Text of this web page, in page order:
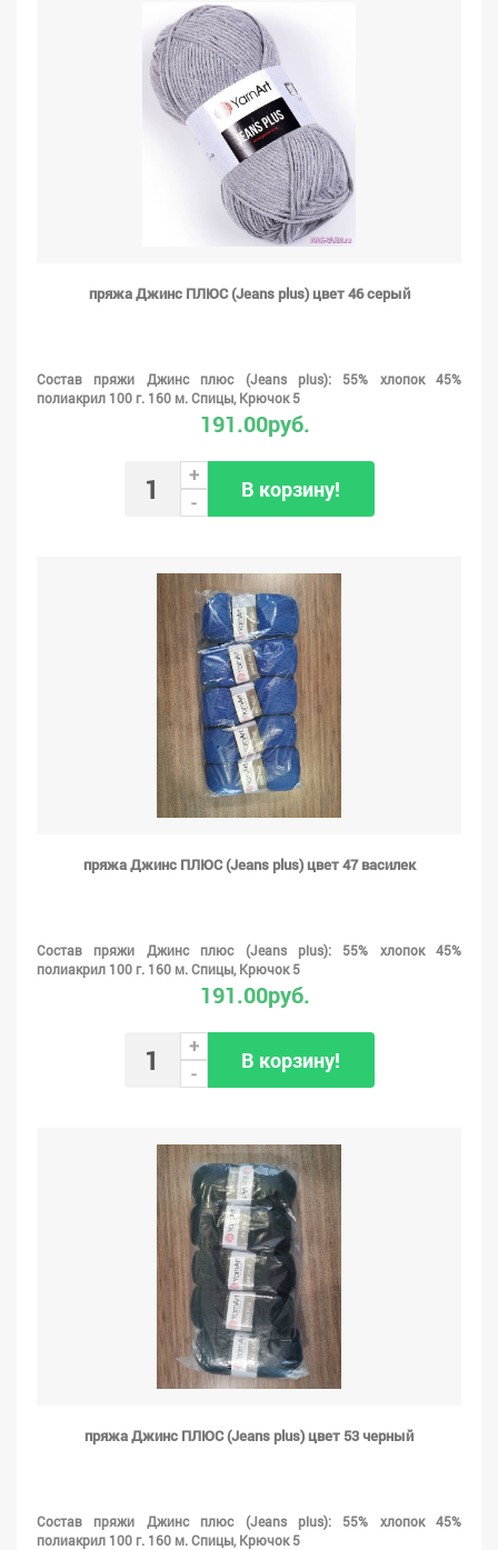
пряжа Джинс ПЛЮС (Jeans plus) цвет 46 серый
Состав пряжи Джинс плюс (Jeans plus): 55% хлопок 45%
полиакрил 100 г. 160 м. Спицы, Крючок 5
191.00руб.
+
-
В корзину!
пряжа Джинс ПЛЮС (Jeans plus) цвет 47 василек
Состав пряжи Джинс плюс (Jeans plus): 55% хлопок 45%
полиакрил 100 г. 160 м. Спицы, Крючок 5
191.00руб.
+
-
В корзину!
пряжа Джинс ПЛЮС (Jeans plus) цвет 53 черный
Состав пряжи Джинс плюс (Jeans plus): 55% хлопок 45%
полиакрил 100 г. 160 м. Спицы, Крючок 5